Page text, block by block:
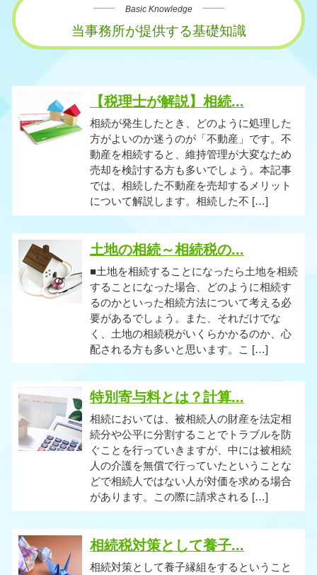
Basic Knowledge
当事務所が提供する基礎知識
【税理士が解説】相続...
相続が発生したとき、どのように処理した
方がよいのか迷うのが「不動産」です。不
動産を相続すると、維持管理が大変なため
売却を検討する方も多いでしょう。本記事
では、相続した不動産を売却するメリット
について解説します。相続した不 […]
土地の相続～相続税の...
■土地を相続することになったら土地を相続
することになった場合、どのように相続す
るのかといった相続方法について考える必
要があるでしょう。また、それだけでな
く、土地の相続税がいくらかかるのか、心
配される方も多いと思います。こ […]
特別寄与料とは？計算...
相続においては、被相続人の財産を法定相
続分や公平に分割することでトラブルを防
ぐことを行っていきますが、中には被相続
人の介護を無償で行っていたということな
どで相続人ではない人が対価を求める場合
があります。この際に請求される […]
相続税対策として養子...
相続対策として養子縁組をするということ